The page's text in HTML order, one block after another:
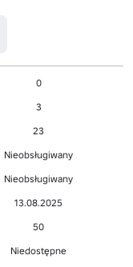
0
3
23
Nieobsługiwany
Nieobsługiwany
13.08.2025
50
Niedostępne